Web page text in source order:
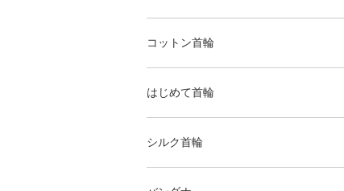
コットン首輪
はじめて首輪
シルク首輪